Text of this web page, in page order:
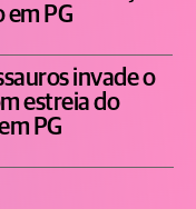
em PG
invade o
estreia do
PG